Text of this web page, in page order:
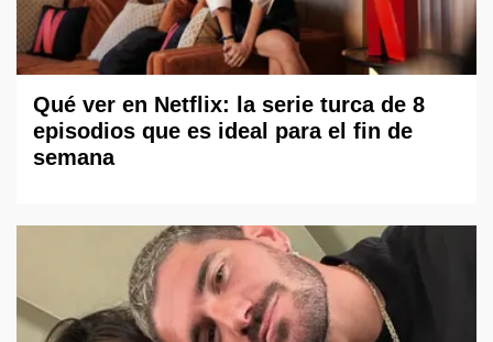
Qué ver en Netflix: la serie turca de 8
episodios que es ideal para el fin de
semana